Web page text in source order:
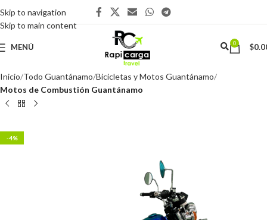
Skip to navigation
Skip to main content
MENÚ 0 $
Inicio Todo Guantánamo Bicicletas y Motos Guantánamo
Motos de Combustión Guantánamo
-4%